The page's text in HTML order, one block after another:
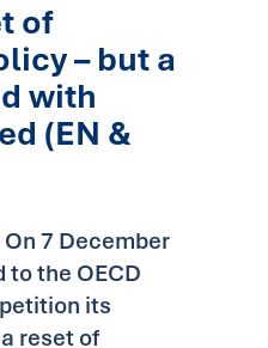
of
– but a
with
(EN &
On 7 December
to the OECD
its
reset of